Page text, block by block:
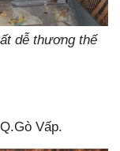
dễ thương thế
Vấp.